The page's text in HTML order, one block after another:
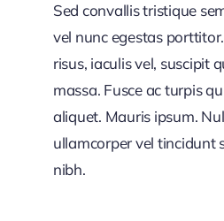
Sed convallis tristique
vel nunc egestas
risus, iaculis vel, suscipit
massa. Fusce ac turpis
aliquet. Mauris ipsum.
ullamcorper vel tincidunt
nibh.